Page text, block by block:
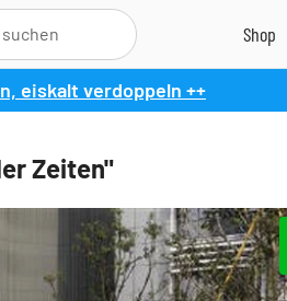
eiskalt verdoppeln ++
Zeiten"